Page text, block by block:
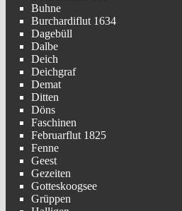
Buhne
Burchardiflut 1634
Dagebüll
Dalbe
Deich
Deichgraf
Demat
Ditten
Döns
Faschinen
Februarflut 1825
Fenne
Geest
Gezeiten
Gotteskoogsee
Grüppen